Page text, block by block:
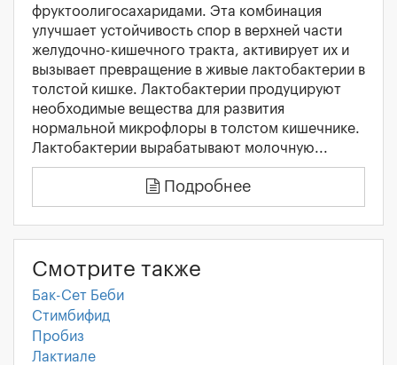
фруктоолигосахаридами. Эта комбинация
улучшает устойчивость спор в верхней части
желудочно-кишечного тракта, активирует их и
вызывает превращение в живые лактобактерии в
толстой кишке. Лактобактерии продуцируют
необходимые вещества для развития
нормальной микрофлоры в толстом кишечнике.
Лактобактерии вырабатывают молочную...
Подробнее
Смотрите также
Бак-Сет Беби
Стимбифид
Пробиз
Лактиале